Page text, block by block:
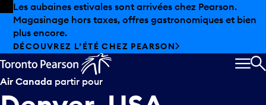
Skip to offers
Passer au contenu principal
Les aubaines estivales sont arrivées chez Pearson.
Magasinage hors taxes, offres gastronomiques et bien
plus encore.
DÉCOUVREZ L’ÉTÉ CHEZ PEARSON
Air Canada partir pour